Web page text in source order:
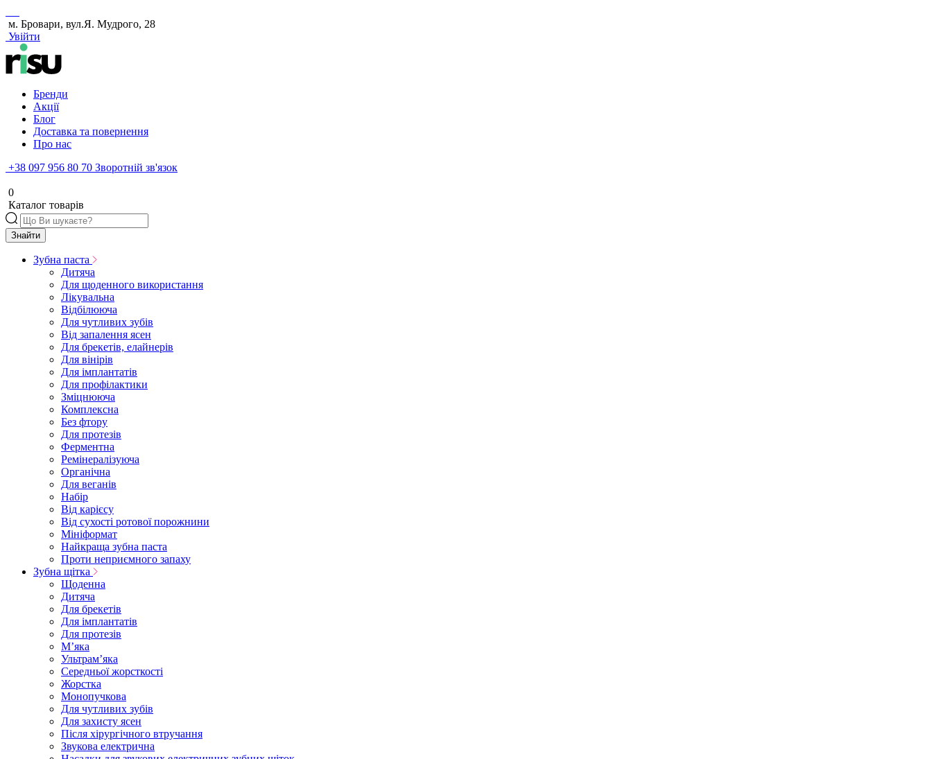
м. Бровари, вул.Я. Мудрого, 28
Увійти
Бренди
Акції
Блог
Доставка та повернення
Про нас
+38 097 956 80 70 Зворотній зв'язок
0
Каталог товарів
Знайти
Зубна паста
Дитяча
Для щоденного використання
Лікувальна
Відбілююча
Для чутливих зубів
Від запалення ясен
Для брекетів, елайнерів
Для вінірів
Для імплантатів
Для профілактики
Зміцнююча
Комплексна
Без фтору
Для протезів
Ферментна
Ремінералізуюча
Органічна
Для веганів
Набір
Від карієсу
Від сухості ротової порожнини
Мініформат
Найкраща зубна паста
Проти неприємного запаху
Зубна щітка
Щоденна
Дитяча
Для брекетів
Для імплантатів
Для протезів
Мʼяка
Ультрамʼяка
Середньої жорсткості
Жорстка
Монопучкова
Для чутливих зубів
Для захисту ясен
Після хірургічного втручання
Звукова електрична